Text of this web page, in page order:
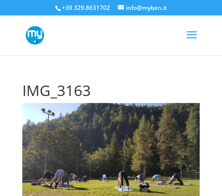
+39 329.8631702 info@myben.it
IMG_3163